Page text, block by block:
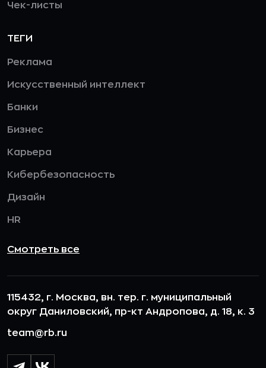
Чек-листы
ТЕГИ
Реклама
Искусственный интеллект
Банки
Бизнес
Карьера
Кибербезопасность
Дизайн
HR
Смотреть все
115432, г. Москва, вн. тер. г. муниципальный
округ Даниловский, пр-кт Андропова, д. 18, к. 3
team@rb.ru